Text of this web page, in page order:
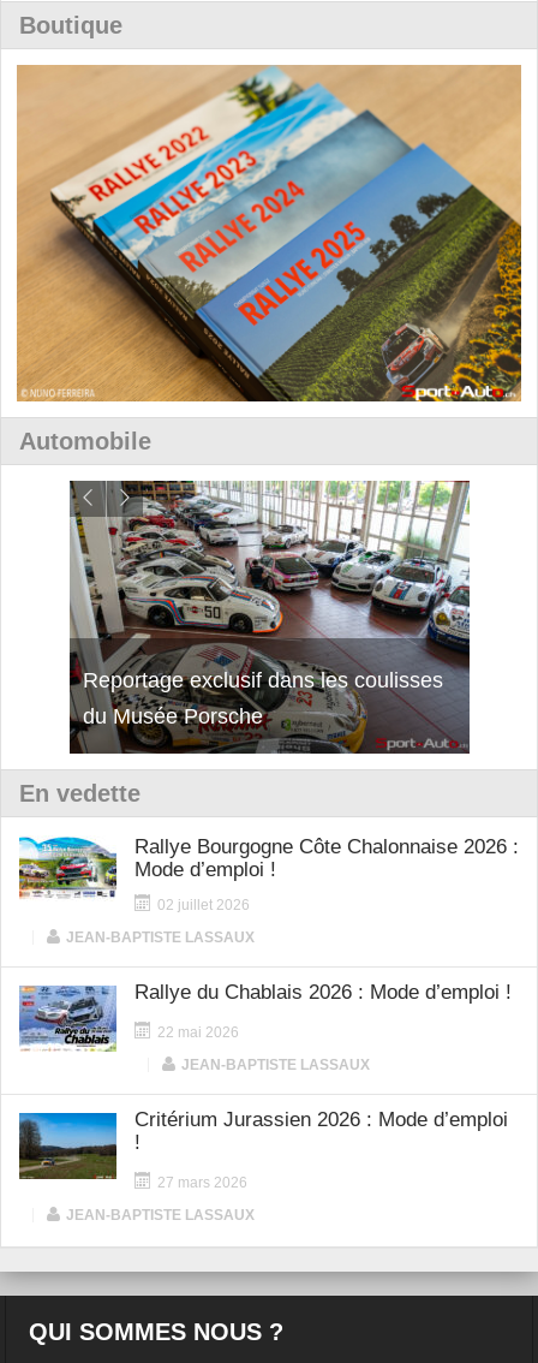
Boutique
Automobile
Reportage exclusif dans les coulisses
du Musée Porsche
Découverte de la nouvelle Ferrari
12Cilindri Manuale
En vedette
Rallye Bourgogne Côte Chalonnaise 2026 :
Mode d’emploi !
02 juillet 2026
JEAN-BAPTISTE LASSAUX
Rallye du Chablais 2026 : Mode d’emploi !
22 mai 2026
JEAN-BAPTISTE LASSAUX
Critérium Jurassien 2026 : Mode d’emploi
!
27 mars 2026
JEAN-BAPTISTE LASSAUX
QUI SOMMES NOUS ?